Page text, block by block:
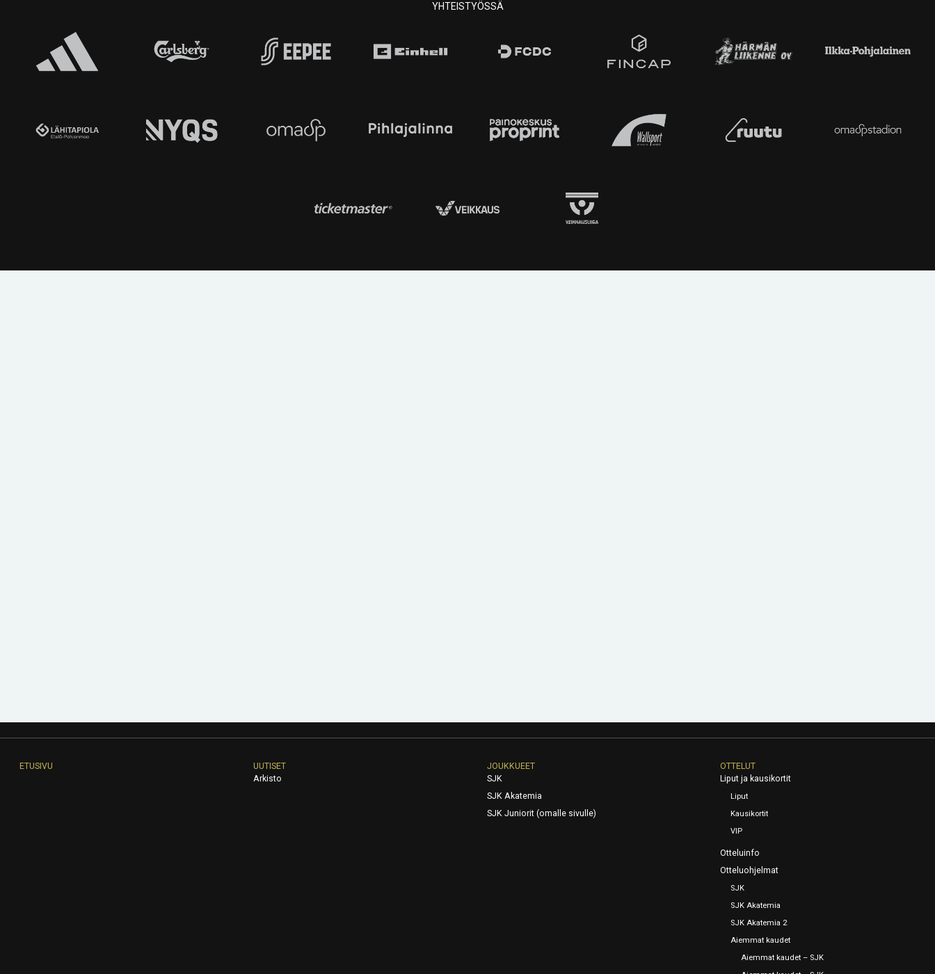
YHTEISTYÖSSÄ
ETUSIVU
UUTISET
Arkisto
JOUKKUEET
SJK
SJK Akatemia
SJK Juniorit (omalle sivulle)
OTTELUT
Liput ja kausikortit
Liput
Kausikortit
VIP
Otteluinfo
Otteluohjelmat
SJK
SJK Akatemia
SJK Akatemia 2
Aiemmat kaudet
Aiemmat kaudet – SJK